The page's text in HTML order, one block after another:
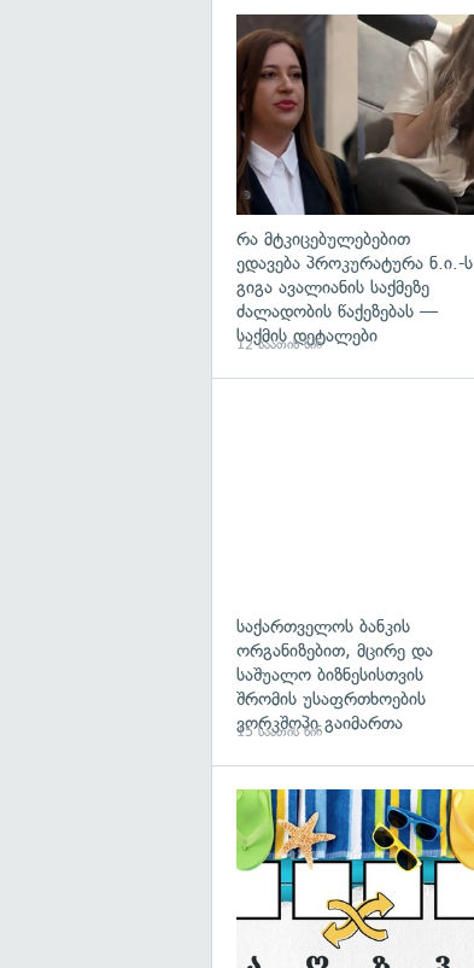
რა მტკიცებულებებით
ედავება პროკურატურა ნ.ი.-ს
გიგა ავალიანის საქმეზე
ძალადობის წაქეზებას —
საქმის დეტალები
12 საათის წინ
საქართველოს ბანკის
ორგანიზებით, მცირე და
საშუალო ბიზნესისთვის
შრომის უსაფრთხოების
ვორკშოპი გაიმართა
15 საათის წინ